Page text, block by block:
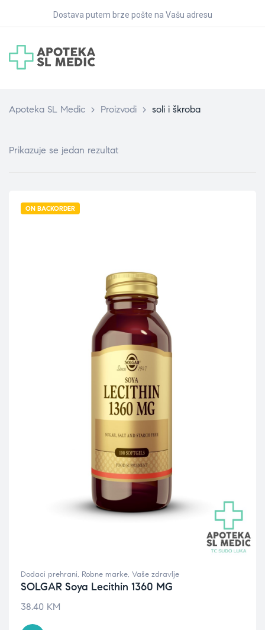
Dostava putem brze pošte na Vašu adresu
Apoteka SL Medic > Proizvodi > soli i škroba
Prikazuje se jedan rezultat
ON BACKORDER
Dodaci prehrani, Robne marke, Vaše zdravlje
SOLGAR Soya Lecithin 1360 MG
38.40 KM